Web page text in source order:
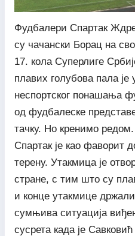
Фудбалери Спартак
су чачански Борац на
17. кола Суперлиге
плавих голубова пала је
неспортског понашања
од фудбалеске
тачку. Но кренимо редом.
Спартак је као фаворит
терену. Утакмица је
стране, с тим што су
и конце утакмице
сумњива ситуација
сусрета када је